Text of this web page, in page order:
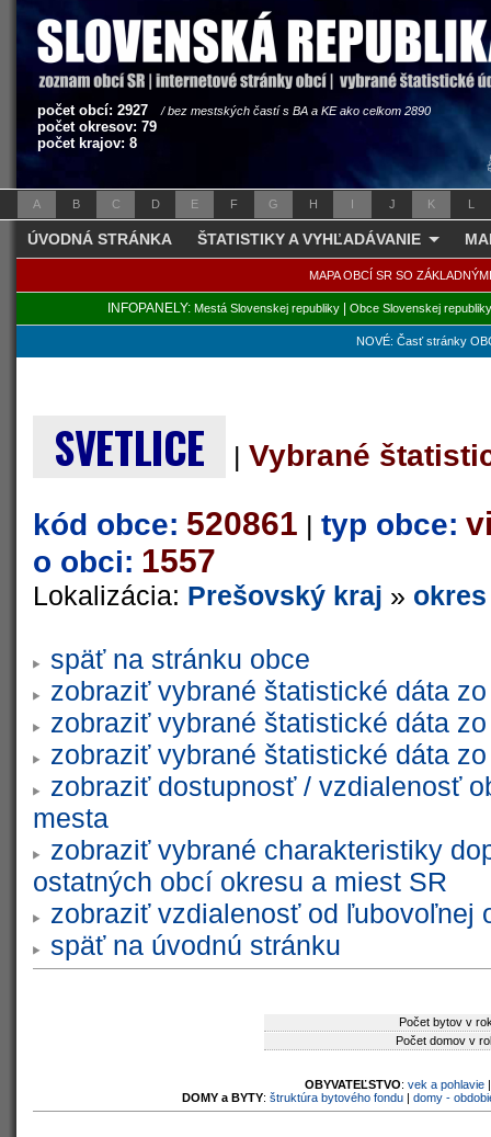
počet obcí: 2927 / bez mestských častí s BA a KE ako celkom 2890
počet okresov: 79
počet krajov: 8
A B C D E F G H I J K L
ÚVODNÁ STRÁNKA ŠTATISTIKY A VYHĽADÁVANIE
MAPA OBCÍ SR SO
INFOPANELY: Mestá Slovenskej republiky| Obce Slovenskej republiky
NOVÉ: Časť stránky
SVETLICE |Vybrané
kód obce: 520861 | typ obce:
o obci: 1557
Lokalizácia: Prešovský kraj »
späť na stránku obce
zobraziť vybrané štatistické dáta
zobraziť vybrané štatistické dáta
zobraziť vybrané štatistické dáta
zobraziť dostupnosť / vzdialenosť
mesta
zobraziť vybrané charakteristiky
ostatných obcí okresu a miest SR
zobraziť vzdialenosť od ľubovoľnej
späť na úvodnú stránku
Počet bytov v
Počet domov v
OBYVATEĽSTVO: vek a pohlavie
DOMY a BYTY: štruktúra bytového fondu| domy -